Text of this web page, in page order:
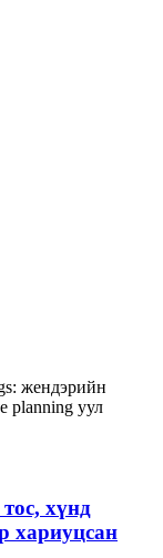
жендэрийн
planning уул
хүнд
хариуцсан